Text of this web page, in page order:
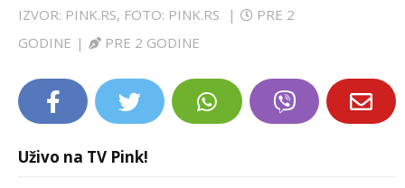
IZVOR: PINK.RS, FOTO: PINK.RS |
PRE 2
GODINE | PRE 2 GODINE
Uživo na TV Pink!